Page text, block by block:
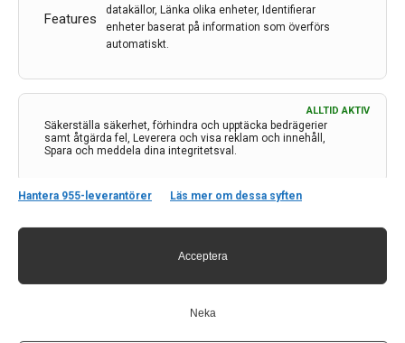
Features
datakällor, Länka olika enheter, Identifierar
enheter baserat på information som överförs
automatiskt.
Säkerställa säkerhet, förhindra och upptäcka bedrägerier
samt åtgärda fel, Leverera och visa reklam och innehåll,
Spara och meddela dina integritetsval.
ALLTID AKTIV
Hantera 955-leverantörer Läs mer om dessa syften
Acceptera
Neka
Kontakt
Neurologi i Sverige
Hagaplan 4
113 68 Stockholm
Utgåvor